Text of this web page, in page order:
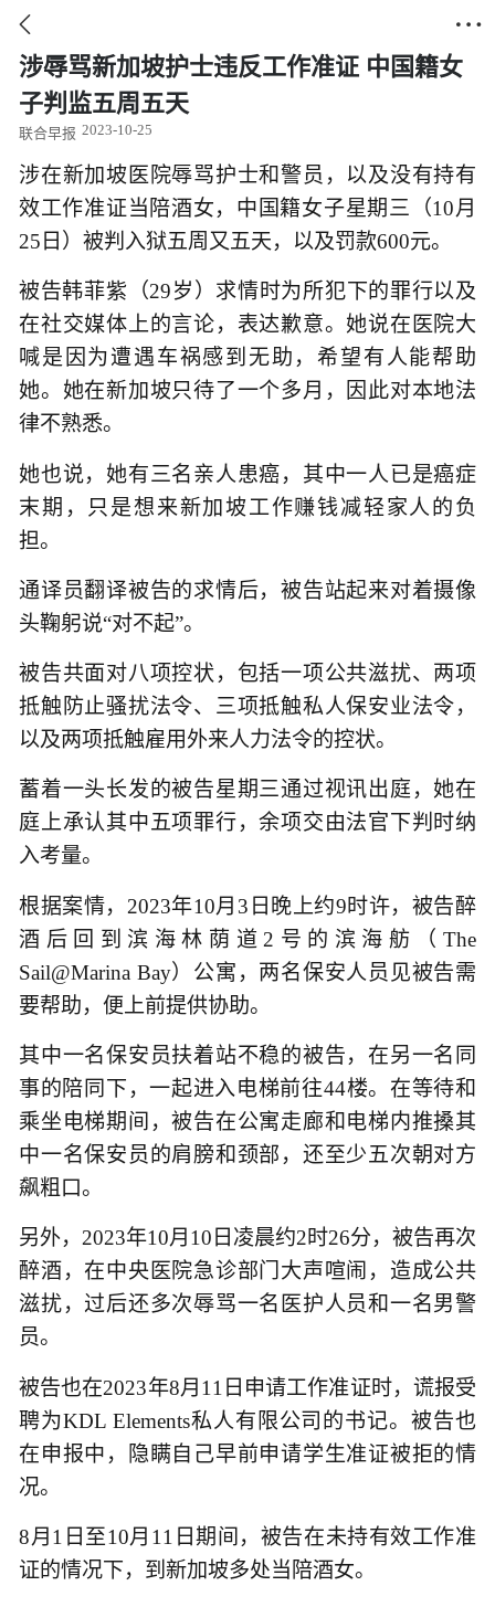
 
涉辱骂新加坡护士违反工作准证 中国籍女
子判监五周五天
联合早报 2023-10-25
涉在新加坡医院辱骂护士和警员，以及没有持有
效工作准证当陪酒女，中国籍女子星期三（10月
25日）被判入狱五周又五天，以及罚款600元。
被告韩菲紫（29岁）求情时为所犯下的罪行以及
在社交媒体上的言论，表达歉意。她说在医院大
喊是因为遭遇车祸感到无助，希望有人能帮助
她。她在新加坡只待了一个多月，因此对本地法
律不熟悉。
她也说，她有三名亲人患癌，其中一人已是癌症
末期，只是想来新加坡工作赚钱减轻家人的负
担。
通译员翻译被告的求情后，被告站起来对着摄像
头鞠躬说“对不起”。
被告共面对八项控状，包括一项公共滋扰、两项
抵触防止骚扰法令、三项抵触私人保安业法令，
以及两项抵触雇用外来人力法令的控状。
蓄着一头长发的被告星期三通过视讯出庭，她在
庭上承认其中五项罪行，余项交由法官下判时纳
入考量。
根据案情，2023年10月3日晚上约9时许，被告醉
酒后回到滨海林荫道2号的滨海舫（The
Sail@Marina Bay）公寓，两名保安人员见被告需
要帮助，便上前提供协助。
其中一名保安员扶着站不稳的被告，在另一名同
事的陪同下，一起进入电梯前往44楼。在等待和
乘坐电梯期间，被告在公寓走廊和电梯内推搡其
中一名保安员的肩膀和颈部，还至少五次朝对方
飙粗口。
另外，2023年10月10日凌晨约2时26分，被告再次
醉酒，在中央医院急诊部门大声喧闹，造成公共
滋扰，过后还多次辱骂一名医护人员和一名男警
员。
被告也在2023年8月11日申请工作准证时，谎报受
聘为KDL Elements私人有限公司的书记。被告也
在申报中，隐瞒自己早前申请学生准证被拒的情
况。
8月1日至10月11日期间，被告在未持有效工作准
证的情况下，到新加坡多处当陪酒女。